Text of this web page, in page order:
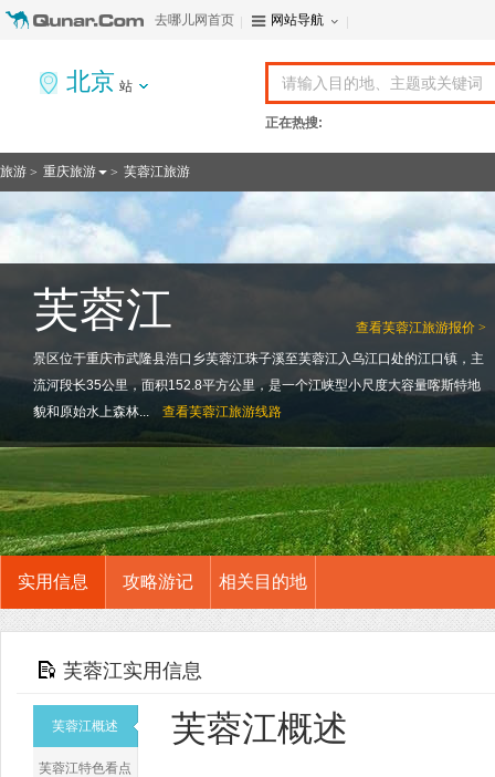
去哪儿网首页 网站导航
北京 站
正在热搜:
旅游 > 重庆旅游 > 芙蓉江旅游
查看芙蓉江旅游报价 >
芙蓉江
景区位于重庆市武隆县浩口乡芙蓉江珠子溪至芙蓉江入乌江口处的江口镇，主
流河段长35公里，面积152.8平方公里，是一个江峡型小尺度大容量喀斯特地
貌和原始水上森林...
查看芙蓉江旅游线路
实用信息 攻略游记 相关目的地
芙蓉江实用信息
芙蓉江概述
芙蓉江特色看点
芙蓉江概述